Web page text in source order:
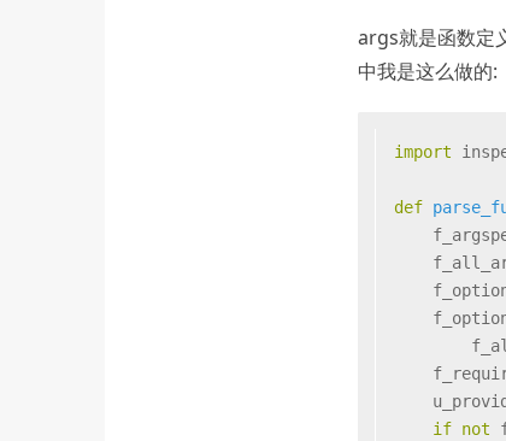
args就是函数定
中我是这么做的:
import
def
if not